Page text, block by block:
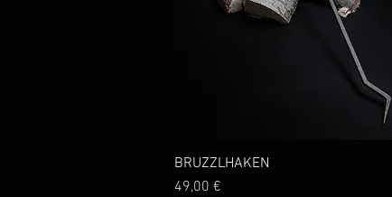
BRUZZLHAKEN
Preis
49,00 €